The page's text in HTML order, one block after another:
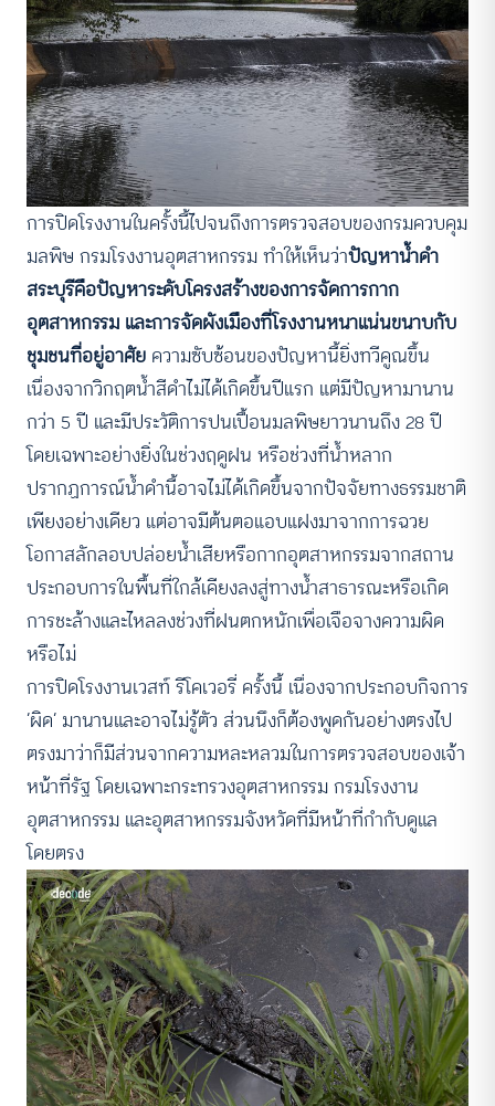
การปิดโรงงานในครั้งนี้ไปจนถึงการตรวจสอบของกรมควบคุม
มลพิษ กรมโรงงานอุตสาหกรรม ทำให้เห็นว่าปัญหาน้ำดำ
สระบุรีคือปัญหาระดับโครงสร้างของการจัดการกาก
อุตสาหกรรม และการจัดผังเมืองที่โรงงานหนาแน่นขนาบกับ
ชุมชนที่อยู่อาศัย ความซับซ้อนของปัญหานี้ยิ่งทวีคูณขึ้น
เนื่องจากวิกฤตน้ำสีดำไม่ได้เกิดขึ้นปีแรก แต่มีปัญหามานาน
กว่า 5 ปี และมีประวัติการปนเปื้อนมลพิษยาวนานถึง 28 ปี
โดยเฉพาะอย่างยิ่งในช่วงฤดูฝน หรือช่วงที่น้ำหลาก
ปรากฏการณ์น้ำดำนี้อาจไม่ได้เกิดขึ้นจากปัจจัยทางธรรมชาติ
เพียงอย่างเดียว แต่อาจมีต้นตอแอบแฝงมาจากการฉวย
โอกาสลักลอบปล่อยน้ำเสียหรือกากอุตสาหกรรมจากสถาน
ประกอบการในพื้นที่ใกล้เคียงลงสู่ทางน้ำสาธารณะหรือเกิด
การชะล้างและไหลลงช่วงที่ฝนตกหนักเพื่อเจือจางความผิด
หรือไม่
การปิดโรงงานเวสท์ รีโคเวอรี่ ครั้งนี้ เนื่องจากประกอบกิจการ
‘ผิด’ มานานและอาจไม่รู้ตัว ส่วนนึงก็ต้องพูดกันอย่างตรงไป
ตรงมาว่าก็มีส่วนจากความหละหลวมในการตรวจสอบของเจ้า
หน้าที่รัฐ โดยเฉพาะกระทรวงอุตสาหกรรม กรมโรงงาน
อุตสาหกรรม และอุตสาหกรรมจังหวัดที่มีหน้าที่กำกับดูแล
โดยตรง